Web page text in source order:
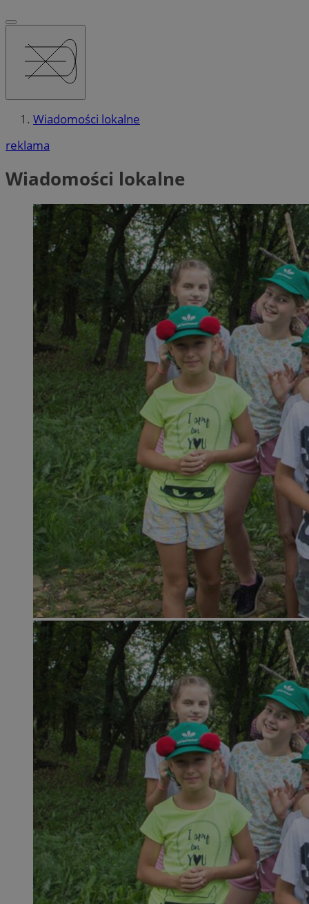
Wiadomości lokalne
reklama
Wiadomości lokalne